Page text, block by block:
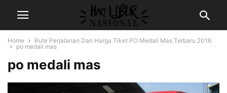
Home
Rute Perjalanan Dan Harga Tiket PO Medali Mas Terbaru 2016
po medali mas
po medali mas